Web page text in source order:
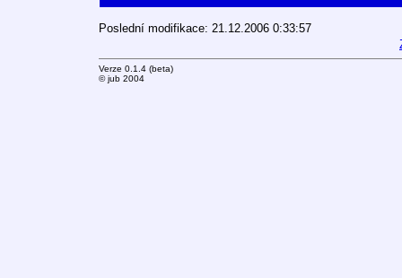
Poslední modifikace: 21.12.2006 0:33:57
Verze 0.1.4 (beta)
© jub 2004